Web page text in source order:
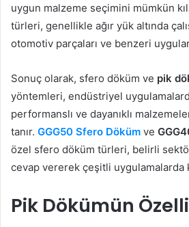
uygun malzeme seçimini mümkün
türleri, genellikle ağır yük altında
otomotiv parçaları ve benzeri
Sonuç olarak, sfero döküm ve pik
yöntemleri, endüstriyel
performanslı ve dayanıklı
tanır. GGG50 Sfero Döküm ve
özel sfero döküm türleri, belirli
cevap vererek çeşitli uygulamalarda
Pik Dökümün